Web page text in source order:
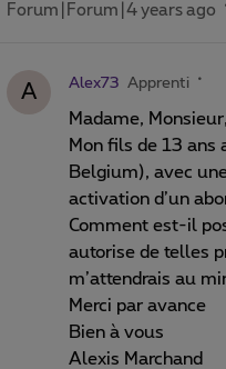
Forum|Forum|4 years ago
A Alex73 Apprenti
Madame, Monsieur,
Mon fils de 13 ans
Belgium), avec
activation d’un
Comment est-il
autorise de telles
m’attendrais au
Merci par avance
Bien à vous
Alexis Marchand